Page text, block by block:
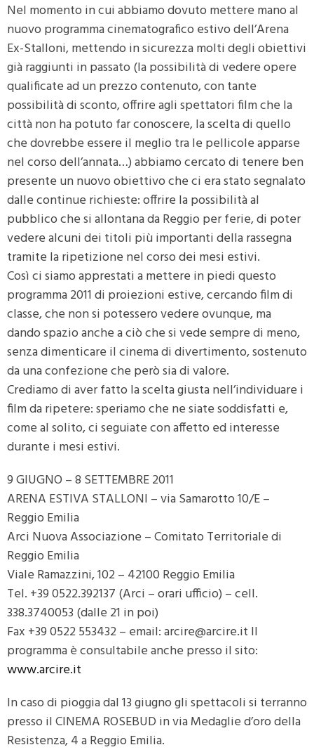
Nel momento in cui abbiamo dovuto mettere mano al
nuovo programma cinematografico estivo dell’Arena
Ex-Stalloni, mettendo in sicurezza molti degli obiettivi
già raggiunti in passato (la possibilità di vedere opere
qualificate ad un prezzo contenuto, con tante
possibilità di sconto, offrire agli spettatori film che la
città non ha potuto far conoscere, la scelta di quello
che dovrebbe essere il meglio tra le pellicole apparse
nel corso dell’annata…) abbiamo cercato di tenere ben
presente un nuovo obiettivo che ci era stato segnalato
dalle continue richieste: offrire la possibilità al
pubblico che si allontana da Reggio per ferie, di poter
vedere alcuni dei titoli più importanti della rassegna
tramite la ripetizione nel corso dei mesi estivi.
Così ci siamo apprestati a mettere in piedi questo
programma 2011 di proiezioni estive, cercando film di
classe, che non si potessero vedere ovunque, ma
dando spazio anche a ciò che si vede sempre di meno,
senza dimenticare il cinema di divertimento, sostenuto
da una confezione che però sia di valore.
Crediamo di aver fatto la scelta giusta nell’individuare i
film da ripetere: speriamo che ne siate soddisfatti e,
come al solito, ci seguiate con affetto ed interesse
durante i mesi estivi.
9 GIUGNO – 8 SETTEMBRE 2011
ARENA ESTIVA STALLONI – via Samarotto 10/E –
Reggio Emilia
Arci Nuova Associazione – Comitato Territoriale di
Reggio Emilia
Viale Ramazzini, 102 – 42100 Reggio Emilia
Tel. +39 0522.392137 (Arci – orari ufficio) – cell.
338.3740053 (dalle 21 in poi)
Fax +39 0522 553432 – email: arcire@arcire.it Il
programma è consultabile anche presso il sito:
www.arcire.it
In caso di pioggia dal 13 giugno gli spettacoli si terranno
presso il CINEMA ROSEBUD in via Medaglie d’oro della
Resistenza, 4 a Reggio Emilia.